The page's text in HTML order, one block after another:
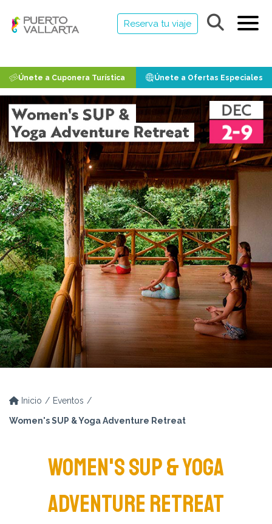
Reserva tu viaje
Únete a Cuponera Turística Únete a Ofertas Especiales
Inicio Eventos
Women's SUP & Yoga Adventure Retreat
WOMEN'S SUP & YOGA
ADVENTURE RETREAT